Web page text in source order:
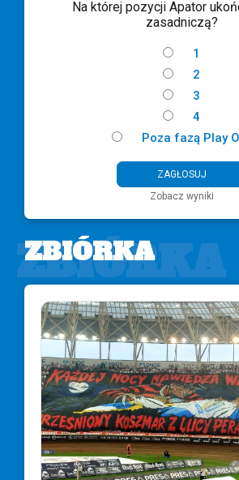
Na której pozycji Apator
zasadniczą?
1
2
3
4
Poza fazą Play
Zobacz wyniki
ZBIÓRKA
ZBIÓRKA